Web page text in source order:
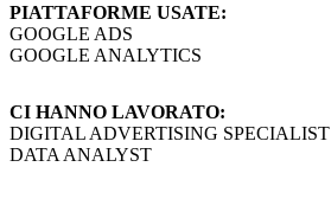
PIATTAFORME USATE:
GOOGLE ADS
GOOGLE ANALYTICS
CI HANNO LAVORATO:
DIGITAL ADVERTISING SPECIALIST
DATA ANALYST